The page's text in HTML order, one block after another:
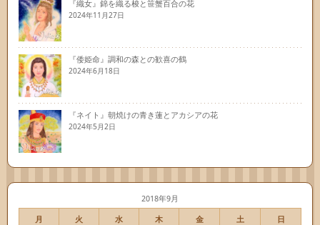
『織女』錦を織る梭と笹蟹百合の花
2024年11月27日
『倭姫命』調和の森との歓喜の鶴
2024年6月18日
『ネイト』朝焼けの青き蓮とアカシアの花
2024年5月2日
2018年9月
月 火 水 木 金 土 日